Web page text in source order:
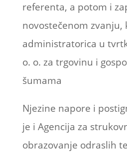
referenta, a potom i
novostečenom zvanju,
administratorica u
o. o. za trgovinu i
šumama
Njezine napore i
je i Agencija za
obrazovanje odraslih